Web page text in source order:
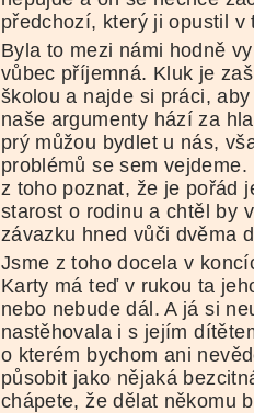
předchozí, který ji opustil v
Byla to mezi námi hodně
vůbec příjemná. Kluk je
školou a najde si práci,
naše argumenty hází za
prý můžou bydlet u nás,
problémů se sem
z toho poznat, že je pořád
starost o rodinu a chtěl by
závazku hned vůči dvěma
Jsme z toho docela v
Karty má teď v rukou ta
nebo nebude dál. A já si
nastěhovala i s jejím
o kterém bychom ani
působit jako nějaká
chápete, že dělat někomu